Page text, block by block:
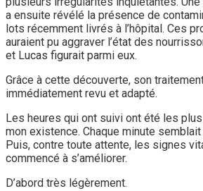
a ensuite révélé la présence de
lots récemment livrés à l’hôpital. Ces
auraient pu aggraver l’état des
et Lucas figurait parmi eux.
Grâce à cette découverte, son
immédiatement revu et adapté.
Les heures qui ont suivi ont été les
mon existence. Chaque minute
Puis, contre toute attente, les signes
commencé à s’améliorer.
D’abord très légèrement.